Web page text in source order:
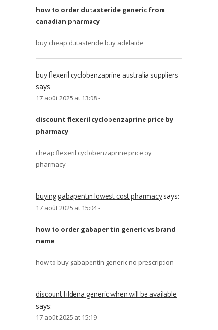
how to order dutasteride generic from
canadian pharmacy
buy cheap dutasteride buy adelaide
buy flexeril cyclobenzaprine australia suppliers
says:
17 août 2025 at 13:08 -
discount flexeril cyclobenzaprine price by
pharmacy
cheap flexeril cyclobenzaprine price by
pharmacy
buying gabapentin lowest cost pharmacysays:
17 août 2025 at 15:04 -
how to order gabapentin generic vs brand
name
how to buy gabapentin generic no prescription
discount fildena generic when will be available
says:
17 août 2025 at 15:19 -